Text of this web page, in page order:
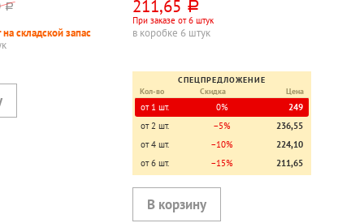
руб.
складской запас
211,65 руб.
При заказе от 6 штук
в коробке 6 штук
СПЕЦПРЕДЛОЖЕНИЕ
Кол-во
Скидка Цена
от 1 шт. 0%
249
от 2 шт.
−5%
236,55
от 4 шт.
−10%
224,10
от 6 шт.
−15% 211,65